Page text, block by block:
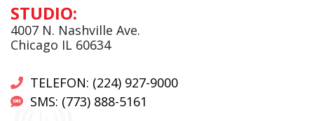
STUDIO:
4007 N. Nashville Ave.
Chicago IL 60634
TELEFON: (224) 927-9000
SMS: (773) 888-5161